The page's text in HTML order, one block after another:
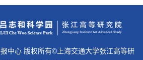
中心 版权所有©上海交通大学张江高等研